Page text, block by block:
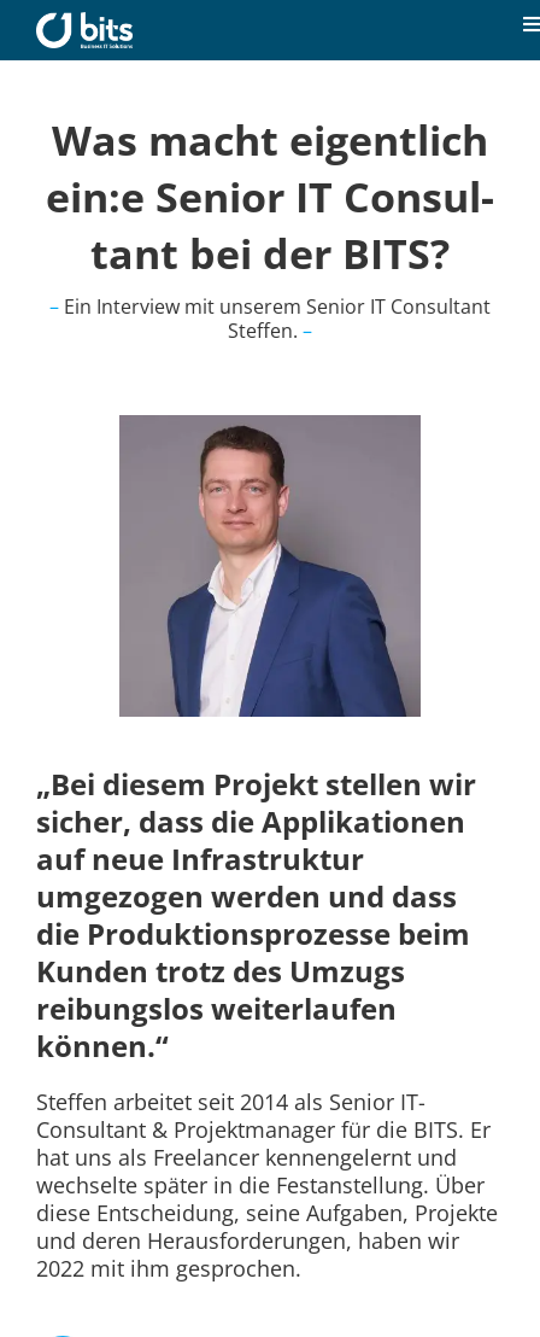
Inhalt
springen
Unsere Kompetenzen
Was macht ei­gent­lich
ein:e Senior IT Con­sul­
tant bei der BITS?
Ein In­ter­view mit un­se­rem Senior IT Con­sul­tant
Steffen. –
„Bei diesem Projekt stellen wir
sicher, dass die Applikationen
auf neue Infrastruktur
umgezogen werden und dass
die Produktionsprozesse beim
Kunden trotz des Umzugs
reibungslos weiterlaufen
können.“
Steffen arbeitet seit 2014 als Senior IT-
Consultant & Projektmanager für die BITS. Er
hat uns als Freelancer kennengelernt und
wechselte später in die Festanstellung. Über
diese Entscheidung, seine Aufgaben, Projekte
und deren Herausforderungen, haben wir
2022 mit ihm gesprochen.